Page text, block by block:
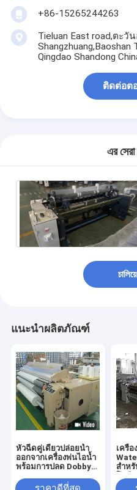
+86-15265244263
Tieluan East road,ตะ
Qingdao Shandong
ติดต่อต
এর
চালিয়ে
แนะนำผลิตภัณฑ์
หัวฉีดคู่เดี่ยวปล่อยน้ำ
ออกจากเครื่องพ่นไอน้ำ
พร้อมการปลด Dobby
เครื่อ
สำห